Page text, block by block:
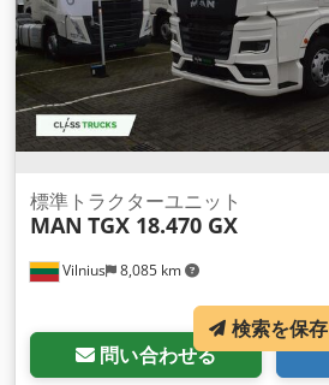
Vilnius 8,085 km
標準トラクターユニット
MAN TGX 18.470 GX
問い合わせる
検索を保存